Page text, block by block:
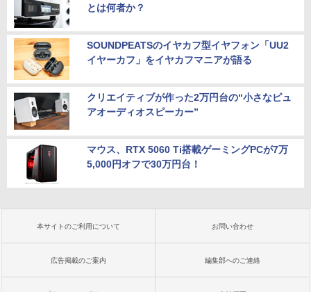
とは何者か？
SOUNDPEATSのイヤカフ型イヤフォン「UU2
イヤーカフ」をイヤカフマニアが語る
クリエイティブが作った2万円台の“小さなピュ
アオーディオスピーカー”
マウス、RTX 5060 Ti搭載ゲーミングPCが7万
5,000円オフで30万円台！
本サイトのご利用について お問い合わせ
広告掲載のご案内 編集部へのご連絡